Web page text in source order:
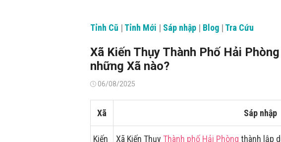
Tỉnh Cũ | Tỉnh Mới | Sáp nhập | Blog | Tra Cứu
Xã Kiến Thụy Thành Phố Hải
những Xã nào?
Đăng06/08/2025
Xã Sáp nhập
Kiến Xã Kiến Thụy Thành phố Hải Phòng thành lập